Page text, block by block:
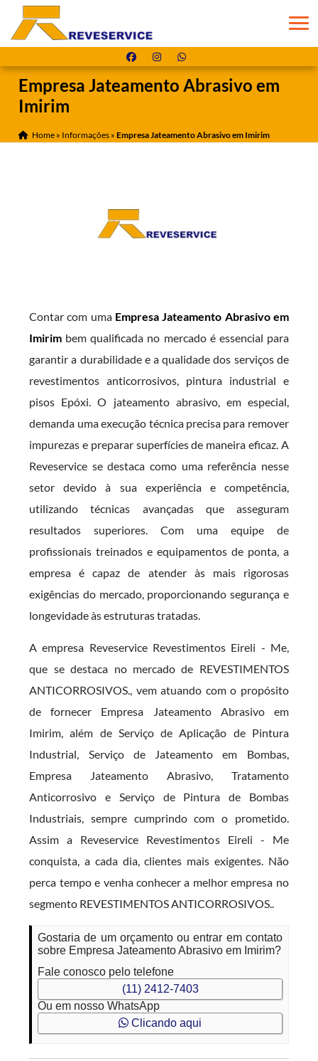
Empresa Jateamento Abrasivo em
Imirim
Home » Informações »Empresa Jateamento Abrasivo em Imirim
Contar com uma Empresa Jateamento Abrasivo em
Imirim bem qualificada no mercado é essencial para
garantir a durabilidade e a qualidade dos serviços de
revestimentos anticorrosivos, pintura industrial e
pisos Epóxi. O jateamento abrasivo, em especial,
demanda uma execução técnica precisa para remover
impurezas e preparar superfícies de maneira eficaz. A
Reveservice se destaca como uma referência nesse
setor devido à sua experiência e competência,
utilizando técnicas avançadas que asseguram
resultados superiores. Com uma equipe de
profissionais treinados e equipamentos de ponta, a
empresa é capaz de atender às mais rigorosas
exigências do mercado, proporcionando segurança e
longevidade às estruturas tratadas.
A empresa Reveservice Revestimentos Eireli - Me,
que se destaca no mercado de REVESTIMENTOS
ANTICORROSIVOS., vem atuando com o propósito
de fornecer Empresa Jateamento Abrasivo em
Imirim, além de Serviço de Aplicação de Pintura
Industrial, Serviço de Jateamento em Bombas,
Empresa Jateamento Abrasivo, Tratamento
Anticorrosivo e Serviço de Pintura de Bombas
Industriais, sempre cumprindo com o prometido.
Assim a Reveservice Revestimentos Eireli - Me
conquista, a cada dia, clientes mais exigentes. Não
perca tempo e venha conhecer a melhor empresa no
segmento REVESTIMENTOS ANTICORROSIVOS..
Gostaria de um orçamento ou entrar em contato
sobre Empresa Jateamento Abrasivo em Imirim?
Fale conosco pelo telefone
(11) 2412-7403
Ou em nosso WhatsApp
Clicando aqui